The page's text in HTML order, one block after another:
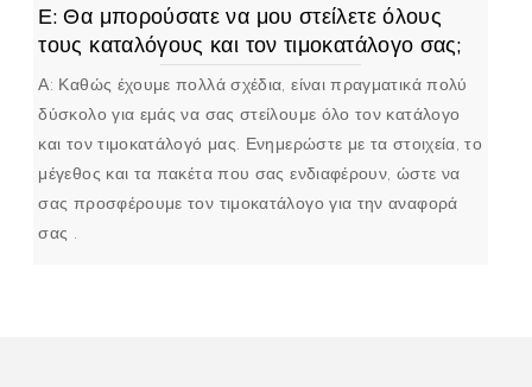
Ε: Θα μπορούσατε να μου στείλετε όλους
τους καταλόγους και τον τιμοκατάλογο σας;
Α: Καθώς έχουμε πολλά σχέδια, είναι πραγματικά πολύ
δύσκολο για εμάς να σας στείλουμε όλο τον κατάλογο
και τον τιμοκατάλογό μας. Ενημερώστε με τα στοιχεία, το
μέγεθος και τα πακέτα που σας ενδιαφέρουν, ώστε να
σας προσφέρουμε τον τιμοκατάλογο για την αναφορά
σας .